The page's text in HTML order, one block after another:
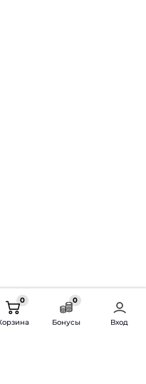
0 0
Бонусы Вход
автозвука.
и СНГ